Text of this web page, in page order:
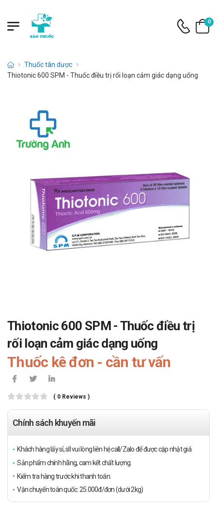
0
Thuốc tân dược
Thiotonic 600 SPM - Thuốc điều trị rối loạn cảm giác dạng uống
Thiotonic 600 SPM - Thuốc điều trị
rối loạn cảm giác dạng uống
Thuốc kê đơn - cần tư vấn
( 0 Reviews )
Chính sách khuyến mãi
Khách hàng lấy sỉ, sll vui lòng liên hệ call/Zalo để được cập nhật giá
Sản phẩm chính hãng, cam kết chất lượng.
Kiểm tra hàng trước khi thanh toán.
Vận chuyển toàn quốc: 25.000đ/đơn (dưới 2kg)